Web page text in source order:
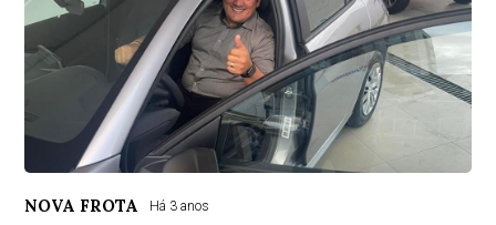
NOVA FROTA Há 3 anos